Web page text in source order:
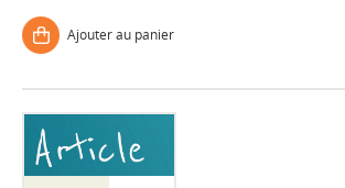
Ajouter au panier